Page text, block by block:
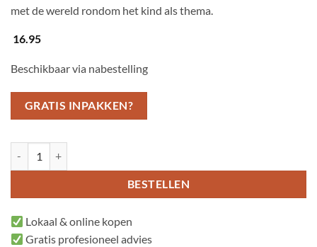
met de wereld rondom het kind als thema.
16.95
Beschikbaar via nabestelling
GRATIS INPAKKEN?
BESTELLEN
Lokaal & online kopen
Gratis profesioneel advies